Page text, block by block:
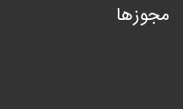
مجوزها